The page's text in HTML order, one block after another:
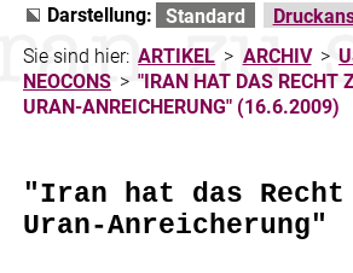
Darstellung: Standard
Sie sind hier: ARTIKEL > ARCHIV >
NEOCONS > "IRAN HAT DAS RECHT
URAN-ANREICHERUNG" (16.6.2009)
"Iran hat das
Uran-Anreicherung"